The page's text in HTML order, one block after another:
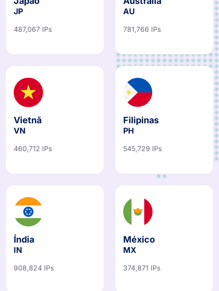
JP
487,067 IPs
AU
781,766 IPs
Vietnã
VN
460,712 IPs
Filipinas
PH
545,729 IPs
Índia
IN
908,824 IPs
México
MX
374,871 IPs